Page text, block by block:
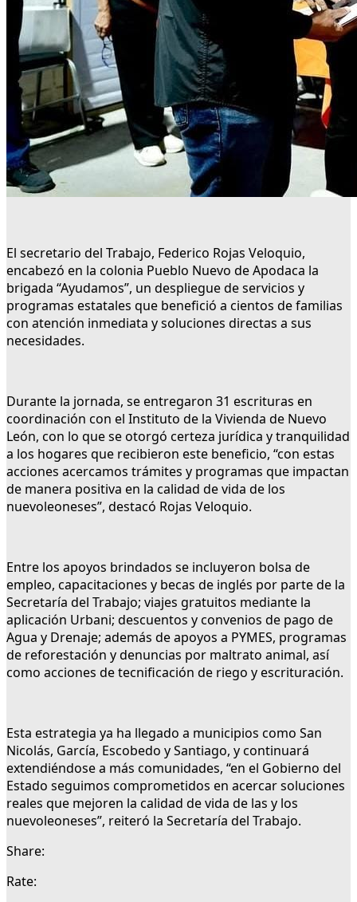
El secretario del Trabajo, Federico Rojas Veloquio,
encabezó en la colonia Pueblo Nuevo de Apodaca la
brigada “Ayudamos”, un despliegue de servicios y
programas estatales que benefició a cientos de familias
con atención inmediata y soluciones directas a sus
necesidades.
Durante la jornada, se entregaron 31 escrituras en
coordinación con el Instituto de la Vivienda de Nuevo
León, con lo que se otorgó certeza jurídica y tranquilidad
a los hogares que recibieron este beneficio, “con estas
acciones acercamos trámites y programas que impactan
de manera positiva en la calidad de vida de los
nuevoleoneses”, destacó Rojas Veloquio.
Entre los apoyos brindados se incluyeron bolsa de
empleo, capacitaciones y becas de inglés por parte de la
Secretaría del Trabajo; viajes gratuitos mediante la
aplicación Urbani; descuentos y convenios de pago de
Agua y Drenaje; además de apoyos a PYMES, programas
de reforestación y denuncias por maltrato animal, así
como acciones de tecnificación de riego y escrituración.
Esta estrategia ya ha llegado a municipios como San
Nicolás, García, Escobedo y Santiago, y continuará
extendiéndose a más comunidades, “en el Gobierno del
Estado seguimos comprometidos en acercar soluciones
reales que mejoren la calidad de vida de las y los
nuevoleoneses”, reiteró la Secretaría del Trabajo.
Share:
Rate: